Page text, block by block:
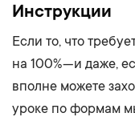
Инструкции
Если то, что
на 100% — и даже,
вполне можете
уроке по формам